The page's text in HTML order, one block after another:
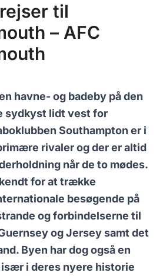
til
– AFC
havne- og badeby på den
sydkyst lidt vest for
Southampton er i
rivaler og der er altid
når de to mødes.
for at trække
besøgende på
og forbindelserne til
og Jersey samt det
Byen har dog også en
i deres nyere historie